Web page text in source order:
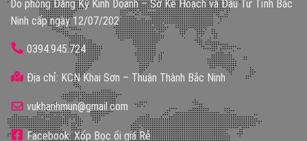
Do phòng Đăng Ký Kinh Doanh – Sở Kế Hoạch và Đầu Tư Tỉnh Bắc
Ninh cấp ngày 12/07/202
0394.945.724
Địa chỉ: KCN Khai Sơn – Thuận Thành Bắc Ninh
vukhanhmun@gmail.com
Facebook: Xốp Bọc ổi giá Rẻ